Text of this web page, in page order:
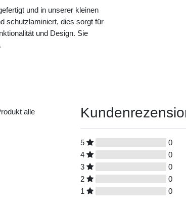
und in unserer kleinen
schutzlaminiert, dies sorgt für
und Design. Sie
alle
5
0
4
0
3
0
2
0
1
0